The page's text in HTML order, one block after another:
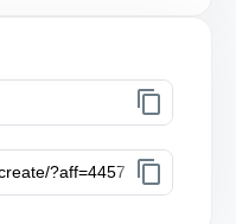
content_copy
content_copy